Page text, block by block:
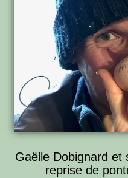
Gaëlle Dobignard et
reprise de